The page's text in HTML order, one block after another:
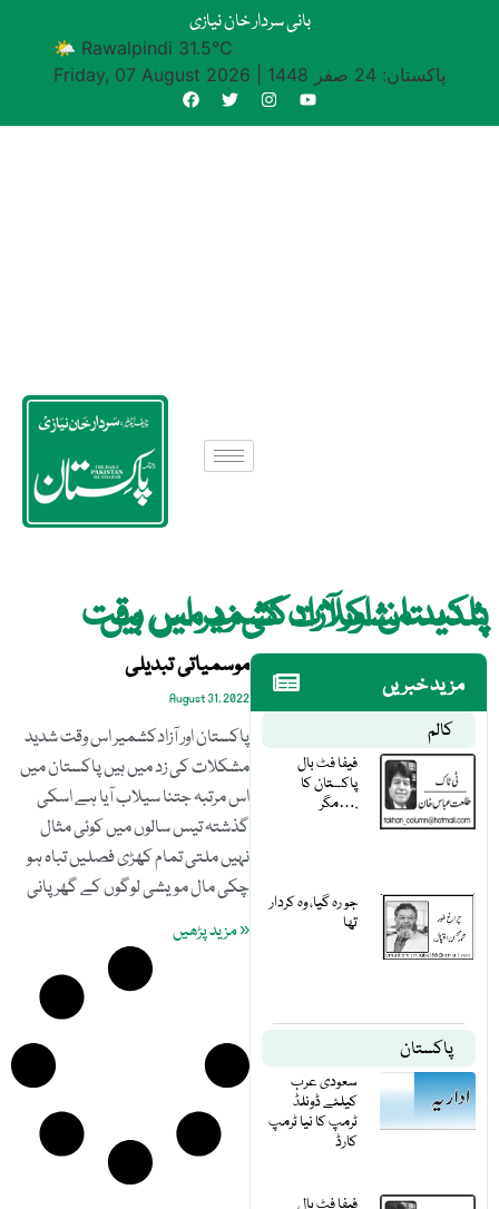
بانی سردار خان نیازی
🌤 Rawalpindi 31.5°C
Friday, 07 August 2026
پاکستان: 24 صفر 1448
پاکستان اور آزادکشمیر اس وقت شدید مشکلات کی زد میں ہیں
مزید خبریں
کالم
فیفا فٹ بال
پاکستان کا
مگر….
جو رہ گیا، وہ کردار
تھا
پاکستان
سعودی عرب
کیلئے ڈونلڈ
ٹرمپ کا نیا ٹرمپ
کارڈ
فیفا فٹ بال
موسمیاتی تبدیلی
August 31, 2022
پاکستان اور آزادکشمیر اس وقت شدید
مشکلات کی زد میں ہیں پاکستان میں
اس مرتبہ جتنا سیلاب آیا ہے اسکی
گذشتہ تیس سالوں میں کوئی مثال
نہیں ملتی تمام کھڑی فصلیں تباہ ہو
چکی مال مویشی لوگوں کے گھر پانی
« مزید پڑھیں